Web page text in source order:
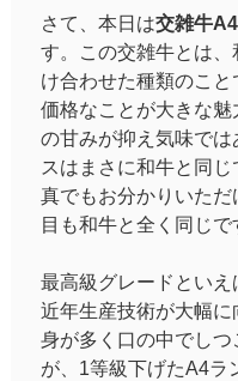
さて、本日は交雑牛
す。この交雑牛とは
け合わせた種類のこ
価格なことが大きな
の甘みが抑え気味で
スはまさに和牛と同
真でもお分かりいた
目も和牛と全く同じで
最高級グレードといえ
近年生産技術が大幅
身が多く口の中でしつ
が、1等級下げたA4ラ